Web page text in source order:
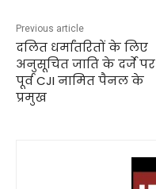
Previous article
दलित धर्मांतरितों के लिए
अनुसूचित जाति के दर्जे पर
पूर्व CJI नामित पैनल के
प्रमुख